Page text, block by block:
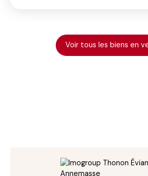
Voir tous les biens en